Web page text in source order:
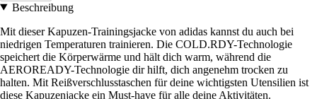
Beschreibung
Mit dieser Kapuzen-Trainingsjacke von adidas kannst du auch bei
niedrigen Temperaturen trainieren. Die COLD.RDY-Technologie
speichert die Körperwärme und hält dich warm, während die
AEROREADY-Technologie dir hilft, dich angenehm trocken zu
halten. Mit Reißverschlusstaschen für deine wichtigsten Utensilien ist
diese Kapuzenjacke ein Must-have für alle deine Aktivitäten.